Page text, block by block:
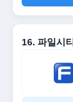
16. 파일시티